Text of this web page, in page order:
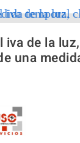
iva de la
una